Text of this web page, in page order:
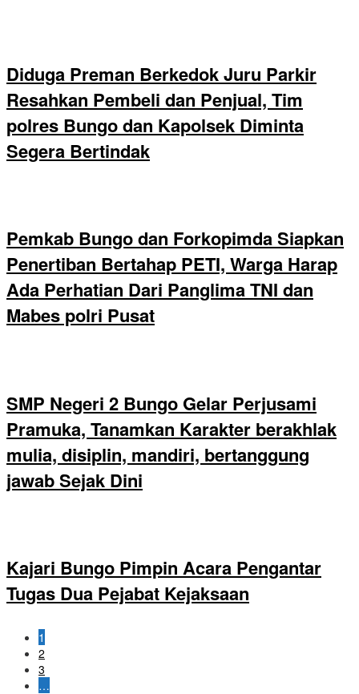
Diduga Preman Berkedok Juru Parkir
Resahkan Pembeli dan Penjual, Tim
polres Bungo dan Kapolsek Diminta
Segera Bertindak
Pemkab Bungo dan Forkopimda Siapkan
Penertiban Bertahap PETI, Warga Harap
Ada Perhatian Dari Panglima TNI dan
Mabes polri Pusat
SMP Negeri 2 Bungo Gelar Perjusami
Pramuka, Tanamkan Karakter berakhlak
mulia, disiplin, mandiri, bertanggung
jawab Sejak Dini
Kajari Bungo Pimpin Acara Pengantar
Tugas Dua Pejabat Kejaksaan
1
2
3
…